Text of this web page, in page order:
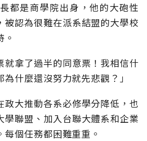
都是商學院出身，他的大砲性
被認為很難在派系結盟的大學校
就拿了過半的同意票！我相信什
什麼還沒努力就先悲觀？」
政大推動各系必修學分降低，也
學聯盟、加入台聯大體系和企業
個任務都困難重重。